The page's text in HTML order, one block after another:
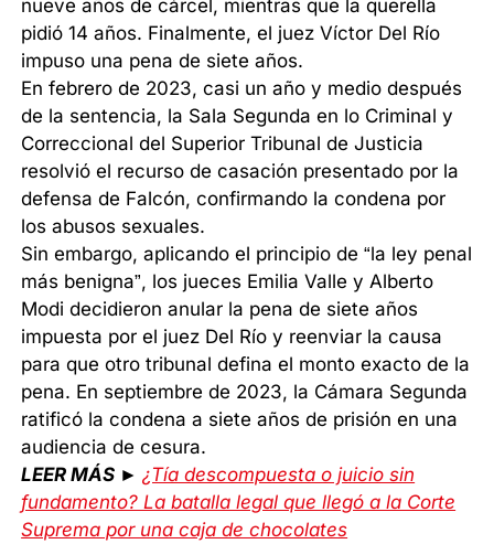
nueve años de cárcel, mientras que la querella
pidió 14 años. Finalmente, el juez Víctor Del Río
impuso una pena de siete años.
En febrero de 2023, casi un año y medio después
de la sentencia, la Sala Segunda en lo Criminal y
Correccional del Superior Tribunal de Justicia
resolvió el recurso de casación presentado por la
defensa de Falcón, confirmando la condena por
los abusos sexuales.
Sin embargo, aplicando el principio de “la ley penal
más benigna”, los jueces Emilia Valle y Alberto
Modi decidieron anular la pena de siete años
impuesta por el juez Del Río y reenviar la causa
para que otro tribunal defina el monto exacto de la
pena. En septiembre de 2023, la Cámara Segunda
ratificó la condena a siete años de prisión en una
audiencia de cesura.
LEER MÁS ►¿Tía descompuesta o juicio sin
fundamento? La batalla legal que llegó a la Corte
Suprema por una caja de chocolates